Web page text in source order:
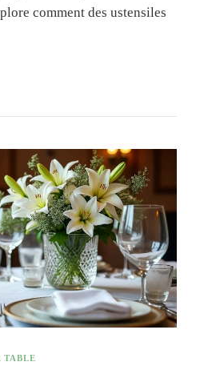
comment des ustensiles
TABLE